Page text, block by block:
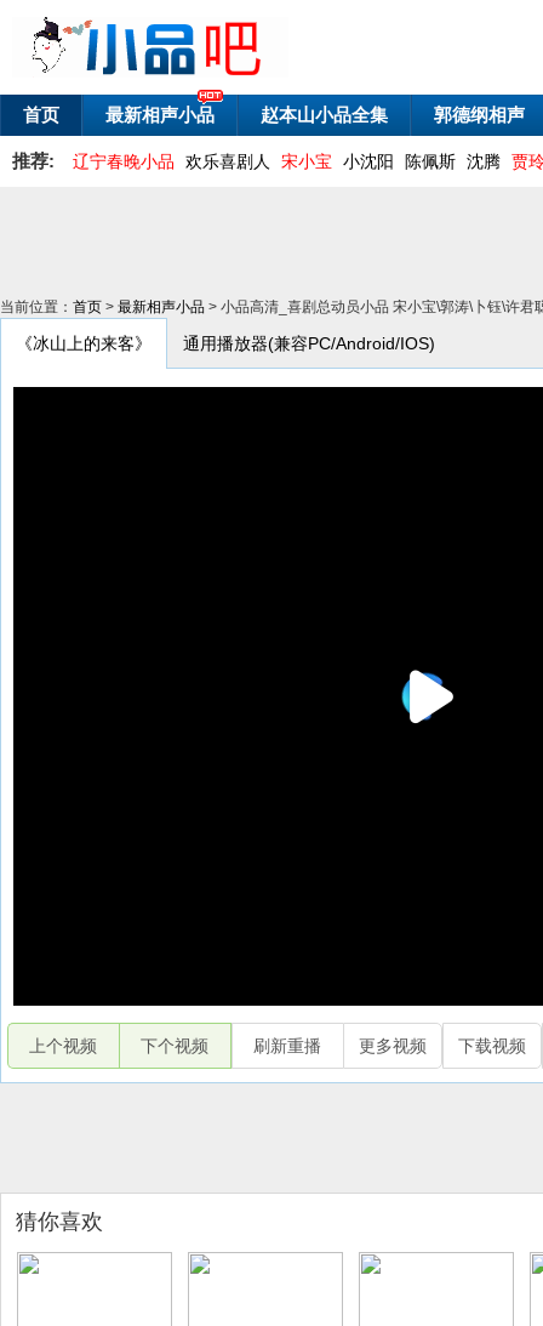
首页 最新相声小品 赵本山小品全集 郭德纲相声
推荐: 辽宁春晚小品 欢乐喜剧人 宋小宝 小沈阳 陈佩斯 沈腾 贾
当前位置： 首页 > 最新相声小品 > 小品高清_喜剧总动员小品 宋小宝\郭涛\卜钰\许君
《冰山上的来客》 通用播放器(兼容PC/Android/IOS)
上个视频 下个视频 刷新重播 更多视频 下载视频
猜你喜欢